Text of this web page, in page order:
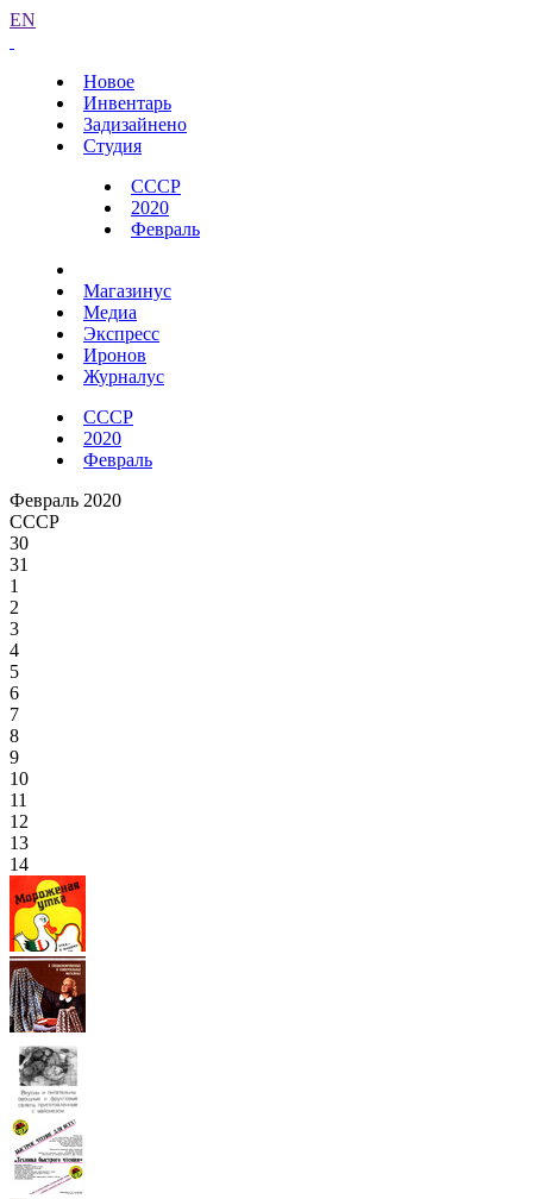
EN
Новое
Инвентарь
Задизайнено
Студия
СССР
2020
Февраль
Магазинус
Медиа
Экспресс
Иронов
Журналус
СССР
2020
Февраль
Февраль 2020
СССР
30
31
1
2
3
4
5
6
7
8
9
10
11
12
13
14